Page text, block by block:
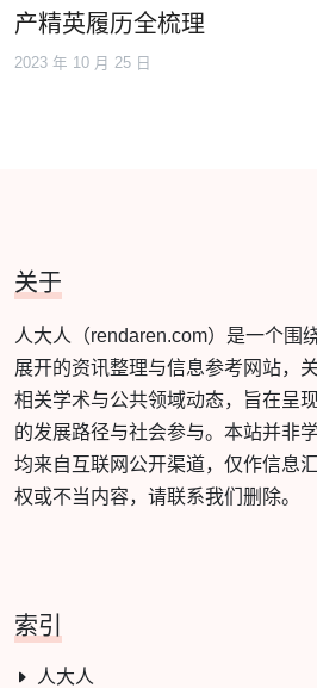
产精英履历全梳理
2023 年 10 月 25 日
关于
人大人（rendaren.com）是一个围
展开的资讯整理与信息参考网站，
相关学术与公共领域动态，旨在呈
的发展路径与社会参与。本站并非
均来自互联网公开渠道，仅作信息
权或不当内容，请联系我们删除。
索引
人大人